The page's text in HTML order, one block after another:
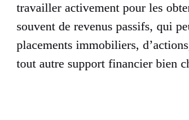
travailler activement pour les
souvent de revenus passifs, qui
placements immobiliers,
tout autre support financier bien